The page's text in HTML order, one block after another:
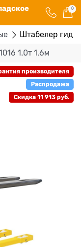
0
Штабелер
1.0т 1.6м
производителя
Распродажа
Скидка 11 913 руб.